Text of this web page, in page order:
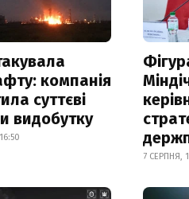
компанія
суттєві
видобутку
7 СЕРПНЯ,